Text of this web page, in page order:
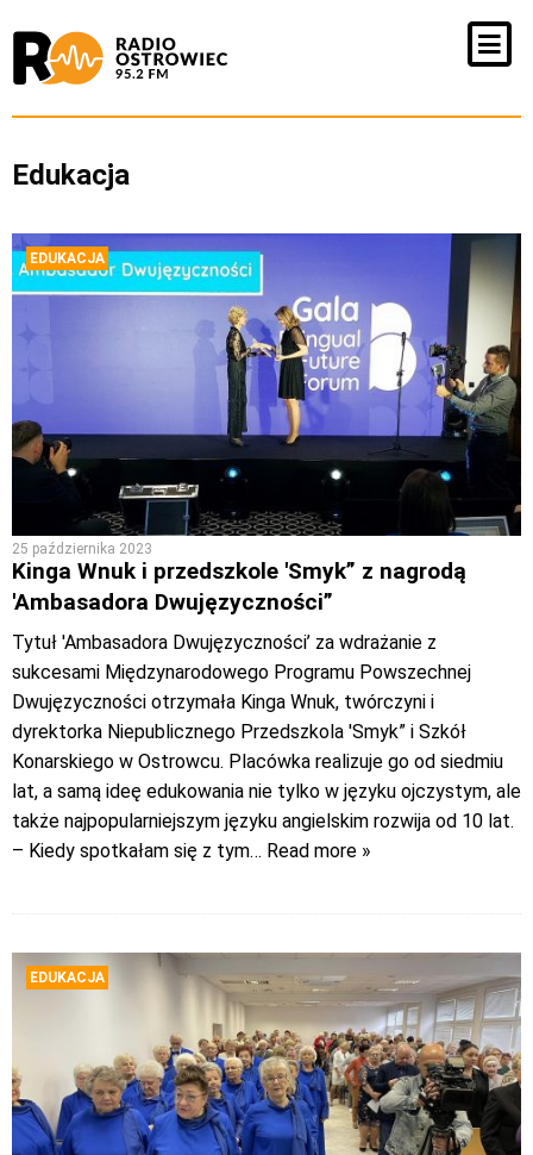
Edukacja
EDUKACJA
25 października 2023
Kinga Wnuk i przedszkole 'Smyk” z nagrodą
'Ambasadora Dwujęzyczności”
Tytuł 'Ambasadora Dwujęzyczności’ za wdrażanie z
sukcesami Międzynarodowego Programu Powszechnej
Dwujęzyczności otrzymała Kinga Wnuk, twórczyni i
dyrektorka Niepublicznego Przedszkola 'Smyk” i Szkół
Konarskiego w Ostrowcu. Placówka realizuje go od siedmiu
lat, a samą ideę edukowania nie tylko w języku ojczystym, ale
także najpopularniejszym języku angielskim rozwija od 10 lat.
– Kiedy spotkałam się z tym… Read more »
EDUKACJA